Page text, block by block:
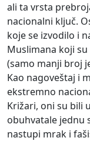
ali ta vrsta
nacionalni ključ.
koje se izvodilo i
Muslimana koji
(samo manji broj
Kao nagoveštaj i
ekstremno
Križari, oni su bili
obuhvatale jednu
nastupi mrak i